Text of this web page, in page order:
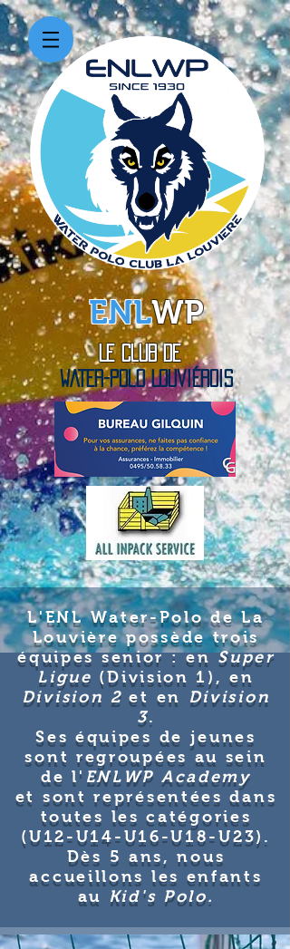
ENLWP
Le Club de
WATER-Polo Louviérois
L'ENL Water-Polo de La
Louvière possède trois
équipes senior :enSuper
Ligue (Division 1), en
Division 2 et en
Division
3.
Ses équipes de jeunes
sont regroupées au sein
de l' ENLWP Academy
et sont représentées dans
toutes les catégories
(U12-U14-U16-U18-U23).
Dès 5 ans, nous
accueillons les enfants
au
Kid's Polo.